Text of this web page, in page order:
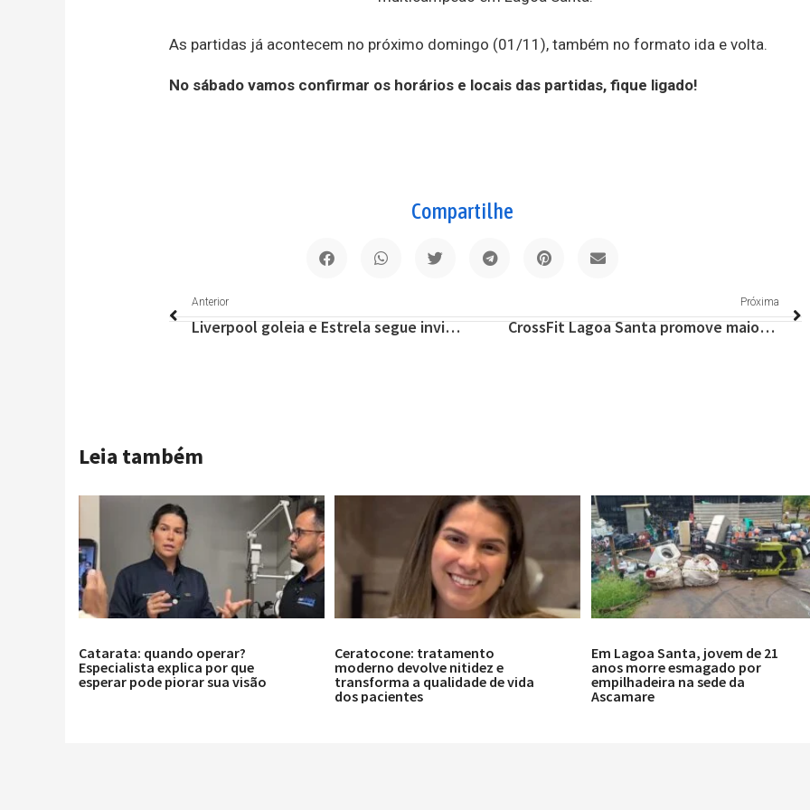
As partidas já acontecem no próximo domingo (01/11), também no formato ida e volta.
No sábado vamos confirmar os horários e locais das partidas, fique ligado!
Compartilhe
Anterior
Anterior
Liverpool goleia e Estrela segue invicto no Torneio da Amizade de Lagoa Santa 2020
Próxima
CrossFit Lagoa Santa promove maior competição da modalidade do vetor norte
Leia também
Catarata: quando operar?
Especialista explica por que
esperar pode piorar sua visão
Ceratocone: tratamento
moderno devolve nitidez e
transforma a qualidade de vida
dos pacientes
Em Lagoa Santa, jovem de 21
anos morre esmagado por
empilhadeira na sede da
Ascamare